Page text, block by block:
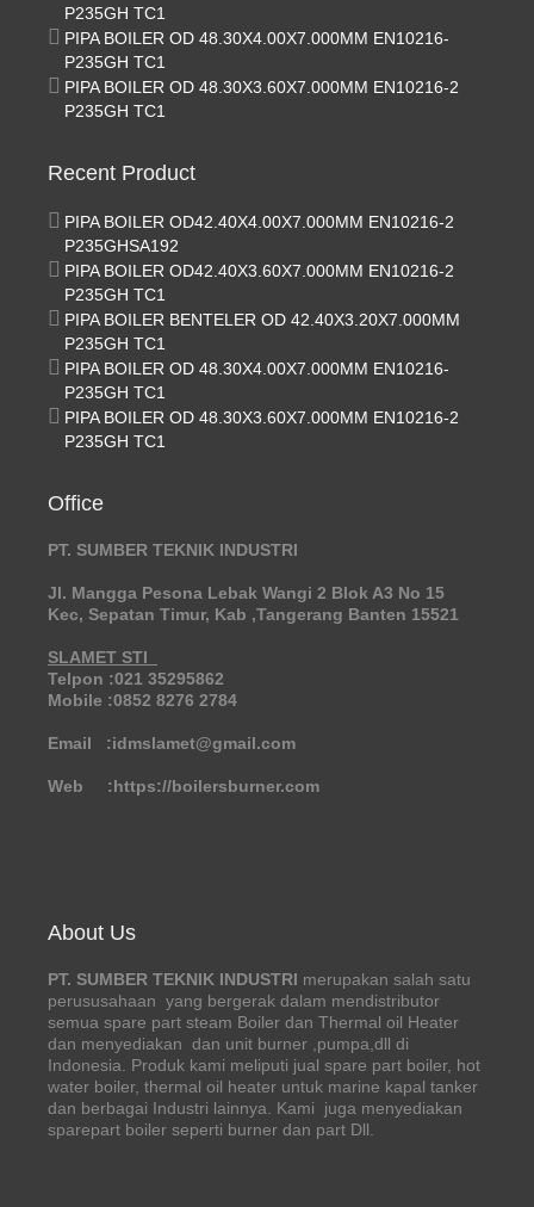
P235GH TC1
PIPA BOILER OD 48.30X4.00X7.000MM EN10216-
P235GH TC1
PIPA BOILER OD 48.30X3.60X7.000MM EN10216-2
P235GH TC1
Recent Product
PIPA BOILER OD42.40X4.00X7.000MM EN10216-2
P235GHSA192
PIPA BOILER OD42.40X3.60X7.000MM EN10216-2
P235GH TC1
PIPA BOILER BENTELER OD 42.40X3.20X7.000MM
P235GH TC1
PIPA BOILER OD 48.30X4.00X7.000MM EN10216-
P235GH TC1
PIPA BOILER OD 48.30X3.60X7.000MM EN10216-2
P235GH TC1
Office
PT. SUMBER TEKNIK INDUSTRI
Jl. Mangga Pesona Lebak Wangi 2 Blok A3 No 15
Kec, Sepatan Timur, Kab ,Tangerang Banten 15521
SLAMET STI
Telpon :021 35295862
Mobile :0852 8276 2784
Email :idmslamet@gmail.com
Web :https://boilersburner.com
About Us
PT. SUMBER TEKNIK INDUSTRI merupakan salah satu
perususahaan yang bergerak dalam mendistributor
semua spare part steam Boiler dan Thermal oil Heater
dan menyediakan dan unit burner ,pumpa,dll di
Indonesia. Produk kami meliputi jual spare part boiler, hot
water boiler, thermal oil heater untuk marine kapal tanker
dan berbagai Industri lainnya. Kami juga menyediakan
sparepart boiler seperti burner dan part Dll.